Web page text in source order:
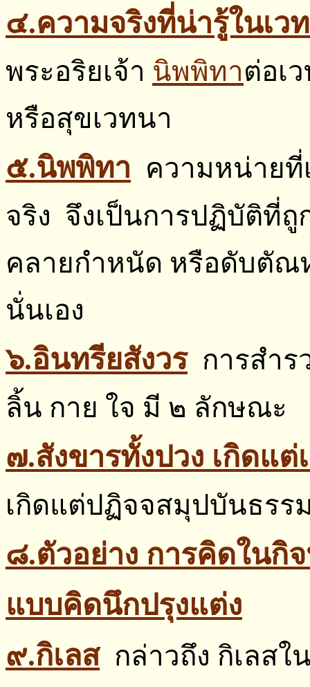
๔.ความจริงที่น่ารู้ในเว
พระอริยเจ้า นิพพิทาต่อเ
หรือสุขเวทนา
๕.นิพพิทา ความหน่าย
จริง จึงเป็นการปฏิบัติที่ถู
คลายกำหนัด หรือดับตัณ
นั่นเอง
๖.อินทรียสังวร การสำร
ลิ้น กาย ใจ มี ๒ ลักษณะ
๗.สังขารทั้งปวง เกิดแต่
เกิดแต่ปฏิจจสมุปบันธรร
๘.ตัวอย่าง การคิดใน
แบบคิดนึกปรุงแต่ง
๙.กิเลส กล่าวถึง กิเลสใ